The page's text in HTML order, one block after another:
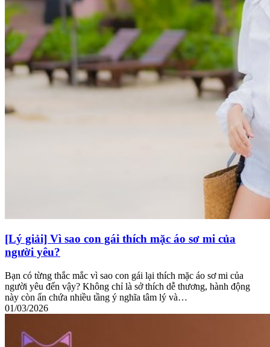
[Lý giải] Vì sao con gái thích mặc áo sơ mi của
người yêu?
Bạn có từng thắc mắc vì sao con gái lại thích mặc áo sơ mi của
người yêu đến vậy? Không chỉ là sở thích dễ thương, hành động
này còn ẩn chứa nhiều tầng ý nghĩa tâm lý và…
01/03/2026